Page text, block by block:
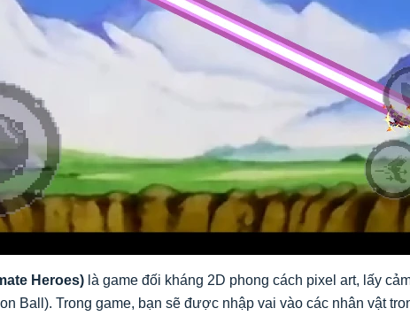
Heroes) là game đối kháng 2D phong cách pixel art, lấy
Ball). Trong game, bạn sẽ được nhập vai vào các nhân vật